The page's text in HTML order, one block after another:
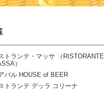
トランテ・マッサ （RISTORANTE
）
バル HOUSE of BEER
トランテ デッラ コリーナ